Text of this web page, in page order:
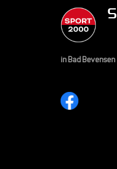
in Bad Bevensen